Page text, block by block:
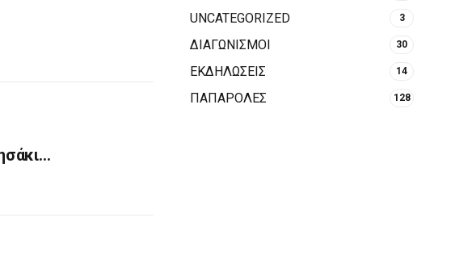
UNCATEGORIZED 3
ΔΙΑΓΩΝΙΣΜΟΙ 30
ΕΚΔΗΛΩΣΕΙΣ 14
ΠΑΠΑΡΟΛΕΣ 128